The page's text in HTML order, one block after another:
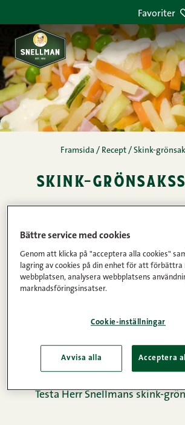
Favoriter
Framsida / Recept / Skink-
skink-
Ingredienser
Testa Herr Snellmans skink-
Bättre service med cookies
Genom att klicka på "acceptera alla cookies"
lagring av cookies på din enhet för att förbättra
webbplatsen, analysera webbplatsens
marknadsföringsinsatser.
Cookie-inställningar
Avvisa alla Acceptera